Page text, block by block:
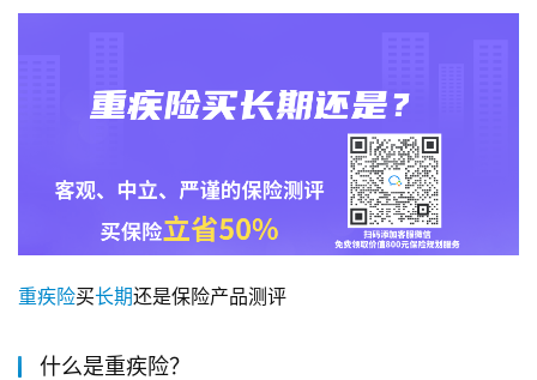
重疾险买长期还是保险产品测评
什么是重疾险？